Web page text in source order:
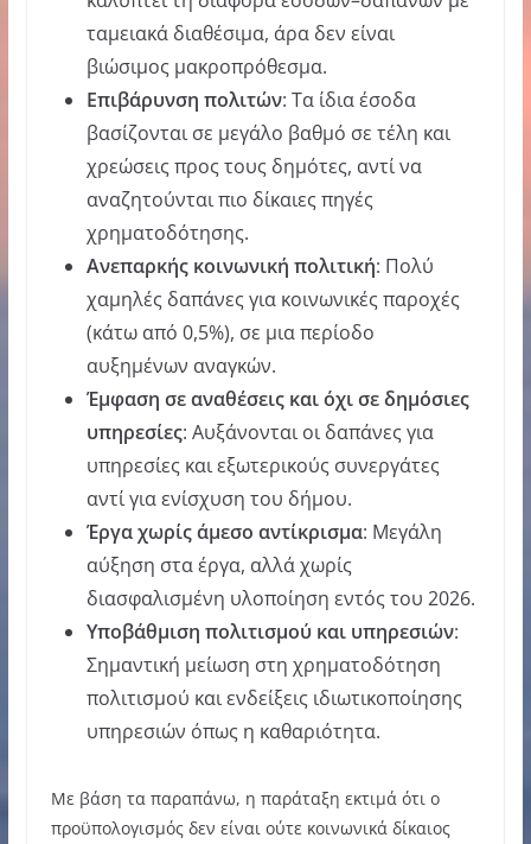
ταμειακά διαθέσιμα, άρα δεν είναι
βιώσιμος μακροπρόθεσμα.
Επιβάρυνση πολιτών: Τα ίδια έσοδα
βασίζονται σε μεγάλο βαθμό σε τέλη και
χρεώσεις προς τους δημότες, αντί να
αναζητούνται πιο δίκαιες πηγές
χρηματοδότησης.
Ανεπαρκής κοινωνική πολιτική: Πολύ
χαμηλές δαπάνες για κοινωνικές παροχές
(κάτω από 0,5%), σε μια περίοδο
αυξημένων αναγκών.
Έμφαση σε αναθέσεις και όχι σε δημόσιες
υπηρεσίες: Αυξάνονται οι δαπάνες για
υπηρεσίες και εξωτερικούς συνεργάτες
αντί για ενίσχυση του δήμου.
Έργα χωρίς άμεσο αντίκρισμα: Μεγάλη
αύξηση στα έργα, αλλά χωρίς
διασφαλισμένη υλοποίηση εντός του 2026.
Υποβάθμιση πολιτισμού και υπηρεσιών:
Σημαντική μείωση στη χρηματοδότηση
πολιτισμού και ενδείξεις ιδιωτικοποίησης
υπηρεσιών όπως η καθαριότητα.
Με βάση τα παραπάνω, η παράταξη εκτιμά ότι ο
προϋπολογισμός δεν είναι ούτε κοινωνικά δίκαιος